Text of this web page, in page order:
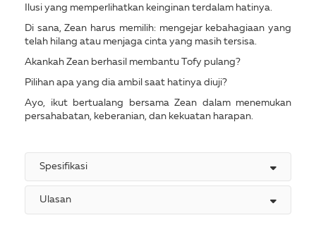
Ilusi yang memperlihatkan keinginan terdalam hatinya.
Di sana, Zean harus memilih: mengejar kebahagiaan yang
telah hilang atau menjaga cinta yang masih tersisa.
Akankah Zean berhasil membantu Tofy pulang?
Pilihan apa yang dia ambil saat hatinya diuji?
Ayo, ikut bertualang bersama Zean dalam menemukan
persahabatan, keberanian, dan kekuatan harapan.
Spesifikasi
Ulasan